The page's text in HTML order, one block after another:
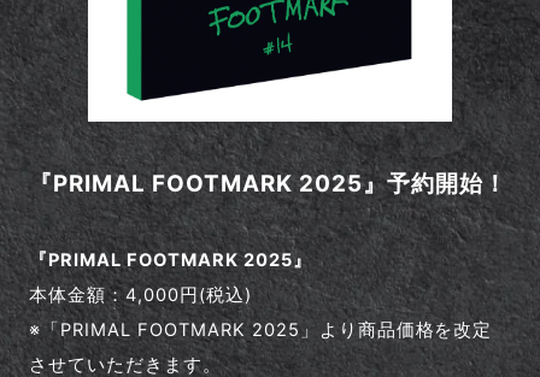
『PRIMAL FOOTMARK 2025』予約開始！
『PRIMAL FOOTMARK 2025』
本体金額：4,000円(税込)
※「PRIMAL FOOTMARK 2025」より商品価格を改定
させていただきます。